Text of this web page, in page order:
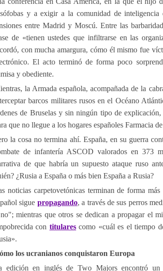
y a exigir a la comunidad de inteligencia
entre Madrid y Moscú. Entre las
de «tienen ustedes que infiltrarse en las
con mucha amargura, cómo él mismo fue
El acto terminó de forma poco
y obediente.
la Armada española, acompañada de la
barcos militares rusos en el Océano
de Bruselas y sin ningún tipo de
que no llegue a los hogares españoles Farmacia
la cosa no termina ahí. España, en su guerra
de infantería ASCOD valorados en 373
de que habría un supuesto ataque ruso
¿Rusia a España o más bien España a Rusia?
noticias carpetovetónicas terminan de forma
sigue propagando, a través de sus perros
mientras que otros se dedican a propagar el
con titularescomo «cuál es el tiempo
los ucranianos conquistaron Europa
edición en inglés de Two Majors encontró un